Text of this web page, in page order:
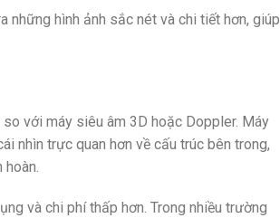
những hình ảnh sắc nét và chi tiết hơn, giúp
với máy siêu âm 3D hoặc Doppler. Máy
nhìn trực quan hơn về cấu trúc bên trong,
và chi phí thấp hơn. Trong nhiều trường